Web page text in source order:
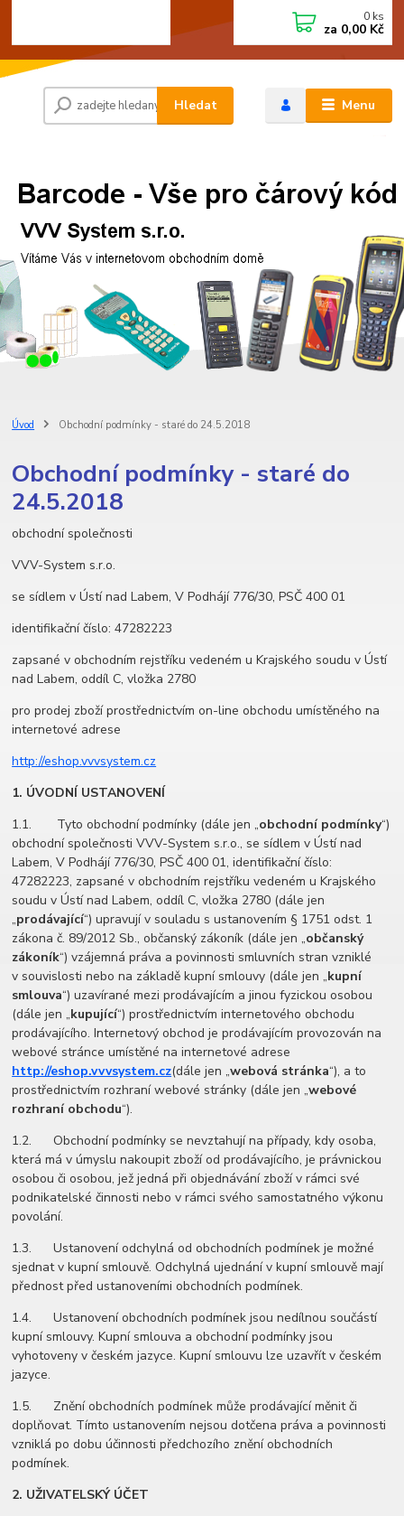
Menu
Hledat
0 ks
za 0,00 Kč
Úvod Obchodní podmínky - staré do 24.5.2018
Obchodní podmínky - staré do
24.5.2018
obchodní společnosti
VVV-System s.r.o.
se sídlem v Ústí nad Labem, V Podhájí 776/30, PSČ 400 01
identifikační číslo: 47282223
zapsané v obchodním rejstříku vedeném u Krajského soudu v Ústí
nad Labem, oddíl C, vložka 2780
pro prodej zboží prostřednictvím on-line obchodu umístěného na
internetové adrese
http://eshop.vvvsystem.cz
1. ÚVODNÍ USTANOVENÍ
1.1. Tyto obchodní podmínky (dále jen „obchodní podmínky“)
obchodní společnosti VVV-System s.r.o., se sídlem v Ústí nad
Labem, V Podhájí 776/30, PSČ 400 01, identifikační číslo:
47282223, zapsané v obchodním rejstříku vedeném u Krajského
soudu v Ústí nad Labem, oddíl C, vložka 2780 (dále jen
„prodávající“) upravují v souladu s ustanovením § 1751 odst. 1
zákona č. 89/2012 Sb., občanský zákoník (dále jen „občanský
zákoník“) vzájemná práva a povinnosti smluvních stran vzniklé
v souvislosti nebo na základě kupní smlouvy (dále jen „kupní
smlouva“) uzavírané mezi prodávajícím a jinou fyzickou osobou
(dále jen „kupující“) prostřednictvím internetového obchodu
prodávajícího. Internetový obchod je prodávajícím provozován na
webové stránce umístěné na internetové adrese
http://eshop.vvvsystem.cz(dále jen „webová stránka“), a to
prostřednictvím rozhraní webové stránky (dále jen „webové
rozhraní obchodu“).
1.2. Obchodní podmínky se nevztahují na případy, kdy osoba,
která má v úmyslu nakoupit zboží od prodávajícího, je právnickou
osobou či osobou, jež jedná při objednávání zboží v rámci své
podnikatelské činnosti nebo v rámci svého samostatného výkonu
povolání.
1.3. Ustanovení odchylná od obchodních podmínek je možné
sjednat v kupní smlouvě. Odchylná ujednání v kupní smlouvě mají
přednost před ustanoveními obchodních podmínek.
1.4. Ustanovení obchodních podmínek jsou nedílnou součástí
kupní smlouvy. Kupní smlouva a obchodní podmínky jsou
vyhotoveny v českém jazyce. Kupní smlouvu lze uzavřít v českém
jazyce.
1.5. Znění obchodních podmínek může prodávající měnit či
doplňovat. Tímto ustanovením nejsou dotčena práva a povinnosti
vzniklá po dobu účinnosti předchozího znění obchodních
podmínek.
2. UŽIVATELSKÝ ÚČET